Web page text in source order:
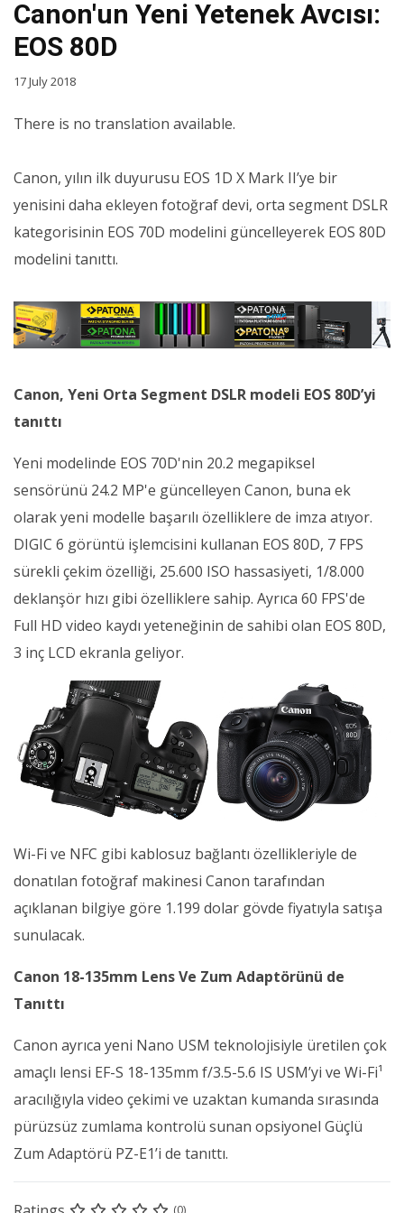
Canon'un Yeni Yetenek Avcısı:
EOS 80D
17 July 2018
There is no translation available.
Canon, yılın ilk duyurusu EOS 1D X Mark II’ye bir
yenisini daha ekleyen fotoğraf devi, orta segment DSLR
kategorisinin EOS 70D modelini güncelleyerek EOS 80D
modelini tanıttı.
Canon, Yeni Orta Segment DSLR modeli EOS 80D’yi
tanıttı
Yeni modelinde EOS 70D'nin 20.2 megapiksel
sensörünü 24.2 MP'e güncelleyen Canon, buna ek
olarak yeni modelle başarılı özelliklere de imza atıyor.
DIGIC 6 görüntü işlemcisini kullanan EOS 80D, 7 FPS
sürekli çekim özelliği, 25.600 ISO hassasiyeti, 1/8.000
deklanşör hızı gibi özelliklere sahip. Ayrıca 60 FPS'de
Full HD video kaydı yeteneğinin de sahibi olan EOS 80D,
3 inç LCD ekranla geliyor.
Wi-Fi ve NFC gibi kablosuz bağlantı özellikleriyle de
donatılan fotoğraf makinesi Canon tarafından
açıklanan bilgiye göre 1.199 dolar gövde fiyatıyla satışa
sunulacak.
Canon 18-135mm Lens Ve Zum Adaptörünü de
Tanıttı
Canon ayrıca yeni Nano USM teknolojisiyle üretilen çok
amaçlı lensi EF-S 18-135mm f/3.5-5.6 IS USM’yi ve Wi-Fi¹
aracılığıyla video çekimi ve uzaktan kumanda sırasında
pürüzsüz zumlama kontrolü sunan opsiyonel Güçlü
Zum Adaptörü PZ-E1’i de tanıttı.